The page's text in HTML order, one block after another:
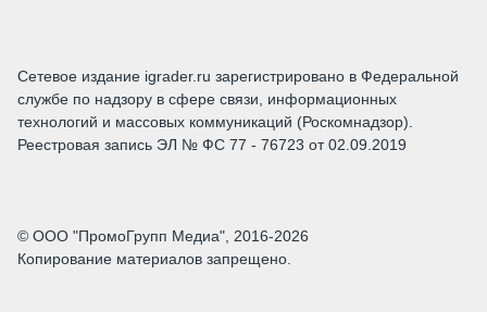
Сетевое издание igrader.ru зарегистрировано в Федеральной
службе по надзору в сфере связи, информационных
технологий и массовых коммуникаций (Роскомнадзор).
Реестровая запись ЭЛ № ФС 77 - 76723 от 02.09.2019
© ООО "ПромоГрупп Медиа", 2016-2026
Копирование материалов запрещено.